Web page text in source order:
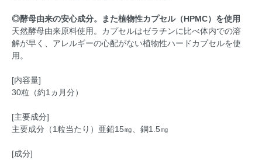
◎酵母由来の安心成分。また植物性カプセル（HPMC）を使用
天然酵母由来原料使用。カプセルはゼラチンに比べ体内での溶
解が早く、アレルギーの心配がない植物性ハードカプセルを使
用。
[内容量]
30粒（約1ヵ月分）
[主要成分]
主要成分（1粒当たり）亜鉛15㎎、銅1.5㎎
[成分]